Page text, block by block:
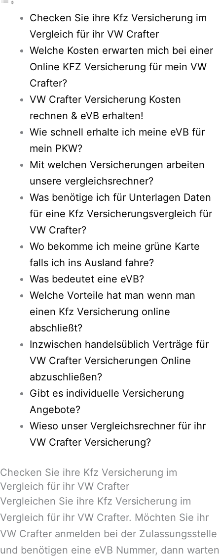
Checken Sie ihre Kfz Versicherung im
Vergleich für ihr VW Crafter
Welche Kosten erwarten mich bei einer
Online KFZ Versicherung für mein VW
Crafter?
VW Crafter Versicherung Kosten
rechnen & eVB erhalten!
Wie schnell erhalte ich meine eVB für
mein PKW?
Mit welchen Versicherungen arbeiten
unsere vergleichsrechner?
Was benötige ich für Unterlagen Daten
für eine Kfz Versicherungsvergleich für
VW Crafter?
Wo bekomme ich meine grüne Karte
falls ich ins Ausland fahre?
Was bedeutet eine eVB?
Welche Vorteile hat man wenn man
einen Kfz Versicherung online
abschließt?
Inzwischen handelsüblich Verträge für
VW Crafter Versicherungen Online
abzuschließen?
Gibt es individuelle Versicherung
Angebote?
Wieso unser Vergleichsrechner für ihr
VW Crafter Versicherung?
Checken Sie ihre Kfz Versicherung im
Vergleich für ihr VW Crafter
Vergleichen Sie ihre Kfz Versicherung im
Vergleich für ihr VW Crafter. Möchten Sie ihr
VW Crafter anmelden bei der Zulassungsstelle
und benötigen eine eVB Nummer, dann warten